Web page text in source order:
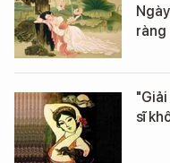
ràng
"Giải
sĩ